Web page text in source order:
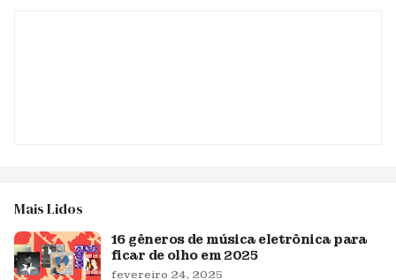
Mais Lidos
16 gêneros de música eletrônica para
ficar de olho em 2025
fevereiro 24, 2025